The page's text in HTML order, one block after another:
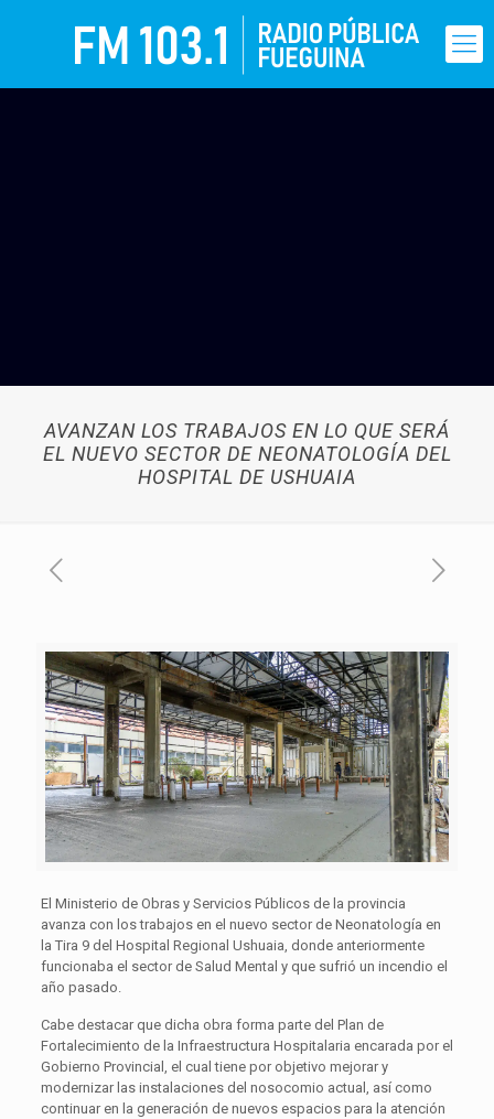
AVANZAN LOS TRABAJOS EN LO QUE SERÁ
EL NUEVO SECTOR DE NEONATOLOGÍA DEL
HOSPITAL DE USHUAIA
El Ministerio de Obras y Servicios Públicos de la provincia
avanza con los trabajos en el nuevo sector de Neonatología en
la Tira 9 del Hospital Regional Ushuaia, donde anteriormente
funcionaba el sector de Salud Mental y que sufrió un incendio el
año pasado.
Cabe destacar que dicha obra forma parte del Plan de
Fortalecimiento de la Infraestructura Hospitalaria encarada por el
Gobierno Provincial, el cual tiene por objetivo mejorar y
modernizar las instalaciones del nosocomio actual, así como
continuar en la generación de nuevos espacios para la atención